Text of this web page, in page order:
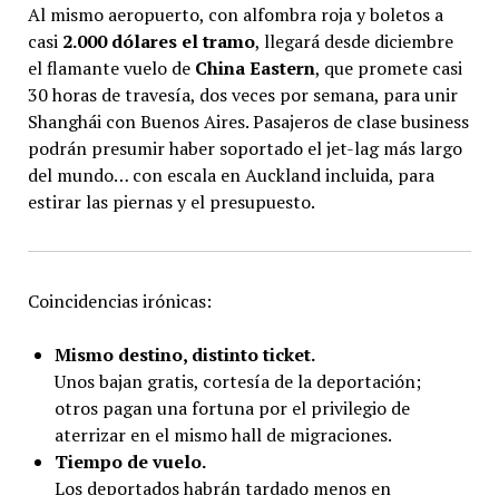
Al mismo aeropuerto, con alfombra roja y boletos a
casi 2.000 dólares el tramo, llegará desde diciembre
el flamante vuelo de China Eastern, que promete casi
30 horas de travesía, dos veces por semana, para unir
Shanghái con Buenos Aires. Pasajeros de clase business
podrán presumir haber soportado el jet-lag más largo
del mundo… con escala en Auckland incluida, para
estirar las piernas y el presupuesto.
Coincidencias irónicas:
Mismo destino, distinto ticket.
Unos bajan gratis, cortesía de la deportación;
otros pagan una fortuna por el privilegio de
aterrizar en el mismo hall de migraciones.
Tiempo de vuelo.
Los deportados habrán tardado menos en